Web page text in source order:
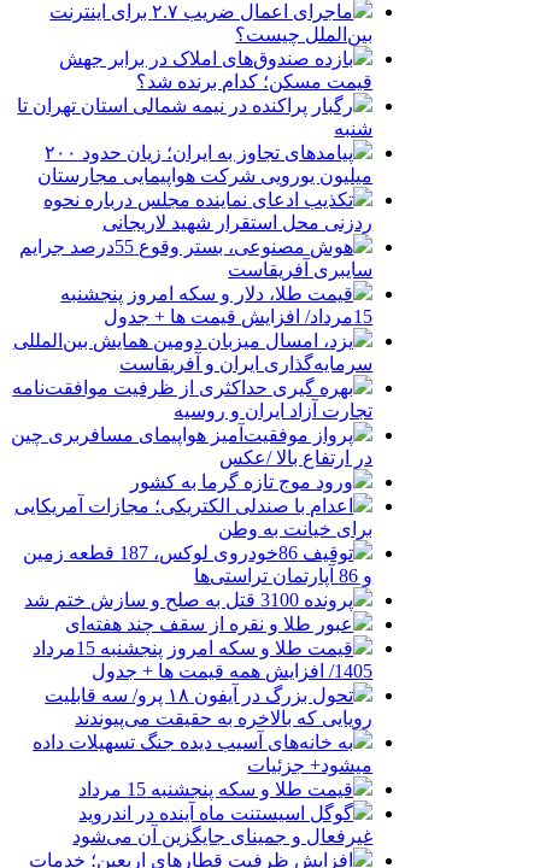
ماجرای اعمال ضریب ۲.۷ برای اینترنت
بین‌الملل چیست؟
بازده صندوق‌های املاک در برابر جهش
قیمت مسکن؛ کدام برنده شد؟
رگبار پراکنده در نیمه شمالی استان تهران تا
شنبه
پیامدهای تجاوز به ایران؛ زیان حدود ۲۰۰
میلیون یورویی شرکت هواپیمایی مجارستان
تکذیب ادعای نماینده مجلس درباره نحوه
ردزنی محل استقرار شهید لاریجانی
هوش مصنوعی، بستر وقوع 55درصد جرایم
سایبری آفریقاست
قیمت طلا، دلار و سکه امروز پنجشنبه
15مرداد/ افزایش قیمت ها + جدول
یزد، امسال میزبان دومین همایش بین‌المللی
سرمایه‌گذاری ایران و آفریقاست
بهره گیری حداکثری از ظرفیت موافقت‌نامه
تجارت آزاد ایران و روسیه
پرواز موفقیت‌آمیز هواپیمای مسافربری چین
در ارتفاع بالا /عکس
ورود موج تازه گرما به کشور
اعدام با صندلی الکتریکی؛ مجازات آمریکایی
برای خیانت به وطن
توقیف 86خودروی لوکس، 187 قطعه زمین
و 86 آپارتمان تراستی‌ها
پرونده 3100 قتل به صلح و سازش ختم شد
عبور طلا و نقره از سقف چند هفته‌ای
قیمت طلا و سکه امروز پنجشنبه 15مرداد
1405/ افزایش همه قیمت ها + جدول
تحول بزرگ در آیفون ۱۸ پرو/ سه قابلیت
رویایی که بالاخره به حقیقت می‌پیوندند
به خانه‌های آسیب دیده جنگ تسهیلات داده
میشود+ جزئیات
قیمت طلا و سکه پنجشنبه 15 مرداد
گوگل اسیستنت ماه آینده در اندروید
غیرفعال و جمینای جایگزین آن می‌شود
افزایش ظرفیت قطارهای اربعین؛ خدمات